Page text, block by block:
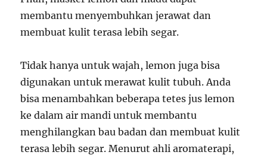
membantu menyembuhkan jerawat dan
membuat kulit terasa lebih segar.
Tidak hanya untuk wajah, lemon juga bisa
digunakan untuk merawat kulit tubuh. Anda
bisa menambahkan beberapa tetes jus lemon
ke dalam air mandi untuk membantu
menghilangkan bau badan dan membuat kulit
terasa lebih segar. Menurut ahli aromaterapi,